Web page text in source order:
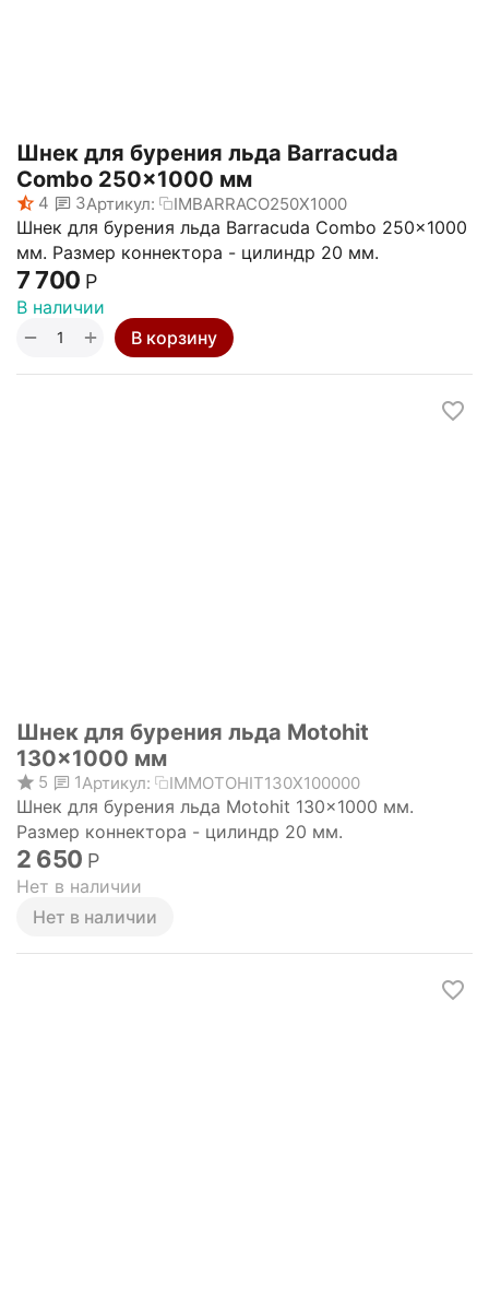
Шнек для бурения льда Barracuda
Combo 250x1000 мм
4 3Артикул: IMBARRACO250X1000
Шнек для бурения льда Barracuda Combo 250x1000
мм. Размер коннектора - цилиндр 20 мм.
7 700 Р
В наличии
+
− В корзину
Шнек для бурения льда Motohit
130x1000 мм
5 1Артикул: IMMOTOHIT130X100000
Шнек для бурения льда Motohit 130x1000 мм.
Размер коннектора - цилиндр 20 мм.
2 650 Р
Нет в наличии
Нет в наличии